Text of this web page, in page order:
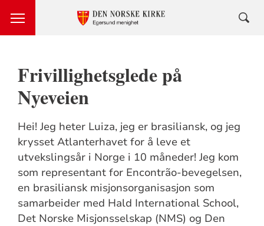
Frivillighetsglede på
Nyeveien
Hei! Jeg heter Luiza, jeg er brasiliansk, og jeg
krysset Atlanterhavet for å leve et
utvekslingsår i Norge i 10 måneder! Jeg kom
som representant for Encontrão-bevegelsen,
en brasiliansk misjonsorganisasjon som
samarbeider med Hald International School,
Det Norske Misjonsselskap (NMS) og Den